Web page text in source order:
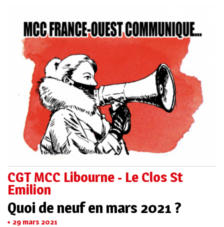
CGT MCC Libourne - Le Clos St
Emilion
Quoi de neuf en mars 2021 ?
29 mars 2021